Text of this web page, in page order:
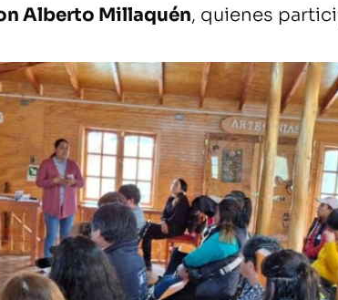
Alberto Millaquén, quienes